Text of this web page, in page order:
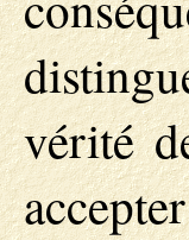
vérité